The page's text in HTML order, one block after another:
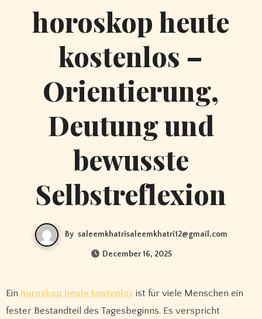
horoskop heute
kostenlos –
Orientierung,
Deutung und
bewusste
Selbstreflexion
By saleemkhatrisaleemkhatri12@gmail.com
December 16, 2025
Ein horoskop heute kostenlos ist für viele Menschen ein
fester Bestandteil des Tagesbeginns. Es verspricht